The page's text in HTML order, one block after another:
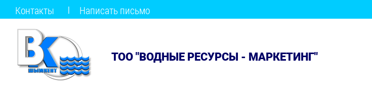
Контакты Написать письмо
ТОО "ВОДНЫЕ РЕСУРСЫ - МАРКЕТИНГ"